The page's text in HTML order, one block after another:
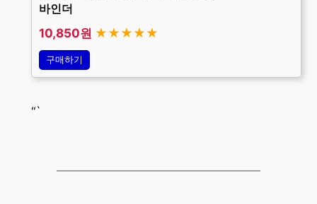
바인더
10,850원 ★★★★★
구매하기
“`